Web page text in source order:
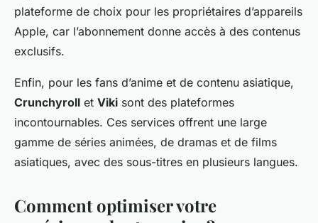
plateforme de choix pour les propriétaires d’appareils
Apple, car l’abonnement donne accès à des contenus
exclusifs.
Enfin, pour les fans d’anime et de contenu asiatique,
Crunchyroll et Viki sont des plateformes
incontournables. Ces services offrent une large
gamme de séries animées, de dramas et de films
asiatiques, avec des sous-titres en plusieurs langues.
Comment optimiser votre